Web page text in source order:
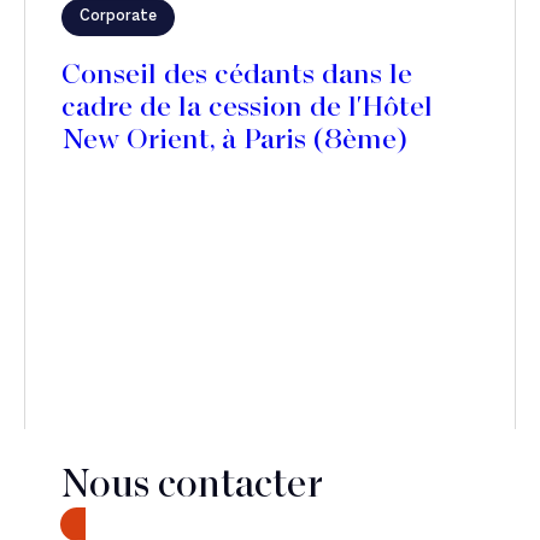
Corporate
Conseil des cédants dans le
cadre de la cession de l'Hôtel
New Orient, à Paris (8ème)
Nous contacter